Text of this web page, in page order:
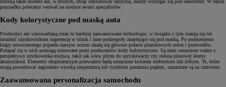
Istnieją także modele aut, w których, chcąc odblokować skrzynię, należy wczołgać się pod samochód. W takim
przypadku polecamy wezwać na miejsce awarii specjalistów.
Kody kolorystyczne pod maską auta
Producenci aut wprowadzają coraz to bardziej zaawansowane technologie, w związku z tym starają się też
utrudnić użytkownikom ingerencję w silnik i inne podzespoły znajdujące się pod maską. Po podniesieniu
klapy nowoczesnego pojazdu naszym oczom ukażą się głównie połacie plastikowych osłon i przewodów.
Połapać się w nich pomogą stosowane przez producentów kody kolorystyczne. Są nimi oznaczone ważne z
perspektywy użytkownika miejsca, takie jak wlew płynu do spryskiwaczy czy osłona plusowej klemy
akumulatora. Elementy eksploatacyjne przeważnie będą oznaczone kolorem niebieskim lub żółtym. Te, które
mogą powodować zagrożenie wysoką temperaturą lub ryzykiem porażenia prądem, oznaczone są na czerwono.
Zaawansowana personalizacja samochodu